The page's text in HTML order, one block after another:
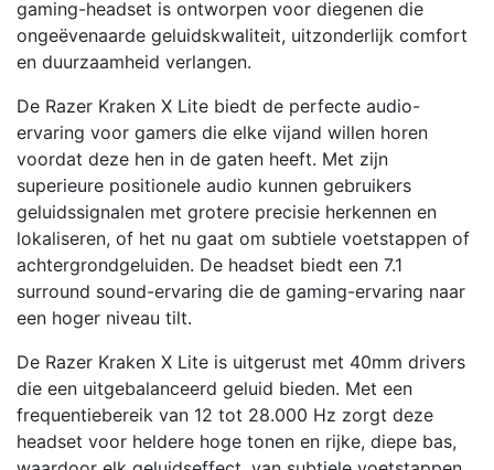
gaming-headset is ontworpen voor diegenen die
ongeëvenaarde geluidskwaliteit, uitzonderlijk comfort
en duurzaamheid verlangen.
De Razer Kraken X Lite biedt de perfecte audio-
ervaring voor gamers die elke vijand willen horen
voordat deze hen in de gaten heeft. Met zijn
superieure positionele audio kunnen gebruikers
geluidssignalen met grotere precisie herkennen en
lokaliseren, of het nu gaat om subtiele voetstappen of
achtergrondgeluiden. De headset biedt een 7.1
surround sound-ervaring die de gaming-ervaring naar
een hoger niveau tilt.
De Razer Kraken X Lite is uitgerust met 40mm drivers
die een uitgebalanceerd geluid bieden. Met een
frequentiebereik van 12 tot 28.000 Hz zorgt deze
headset voor heldere hoge tonen en rijke, diepe bas,